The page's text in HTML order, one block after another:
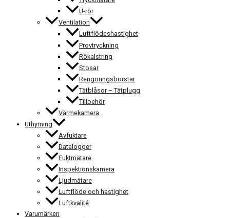
U-rör
Ventilation
Luftflödeshastighet
Provtryckning
Rökalstring
Stosar
Rengöringsborstar
Tätblåsor – Tätplugg
Tillbehör
Värmekamera
Uthyrning
Avfuktare
Datalogger
Fuktmätare
Inspektionskamera
Ljudmätare
Luftflöde och hastighet
Luftkvalité
Varumärken